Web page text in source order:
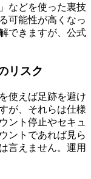
などを使った裏技
可能性が高くなっ
できますが、公式
リスク
使えば足跡を避け
が、それらは仕様
ント停止やセキュ
ントであれば見ら
言えません。運用